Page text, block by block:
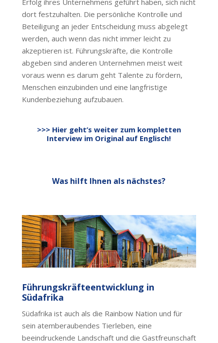
Erfolg ihres Unternehmens geführt haben, sich nicht
dort festzuhalten. Die persönliche Kontrolle und
Beteiligung an jeder Entscheidung muss abgelegt
werden, auch wenn das nicht immer leicht zu
akzeptieren ist. Führungskräfte, die Kontrolle
abgeben sind anderen Unternehmen meist weit
voraus wenn es darum geht Talente zu fördern,
Menschen einzubinden und eine langfristige
Kundenbeziehung aufzubauen.
>>> Hier geht’s weiter zum kompletten
Interview im Original auf Englisch!
Was hilft Ihnen als nächstes?
Führungskräfteentwicklung in
Südafrika
Südafrika ist auch als die Rainbow Nation und für
sein atemberaubendes Tierleben, eine
beeindruckende Landschaft und die Gastfreunschaft